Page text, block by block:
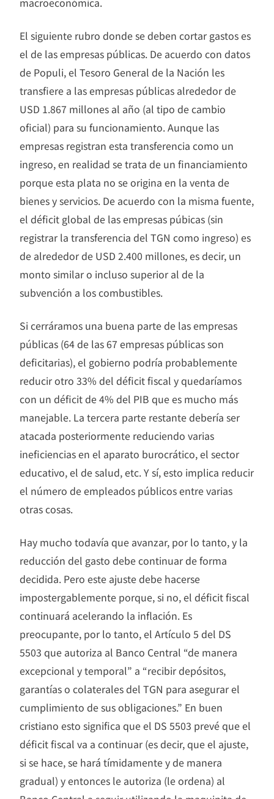
El siguiente rubro donde se deben cortar gastos es
el de las empresas públicas. De acuerdo con datos
de Populi, el Tesoro General de la Nación les
transfiere a las empresas públicas alrededor de
USD 1.867 millones al año (al tipo de cambio
oficial) para su funcionamiento. Aunque las
empresas registran esta transferencia como un
ingreso, en realidad se trata de un financiamiento
porque esta plata no se origina en la venta de
bienes y servicios. De acuerdo con la misma fuente,
el déficit global de las empresas púbicas (sin
registrar la transferencia del TGN como ingreso) es
de alrededor de USD 2.400 millones, es decir, un
monto similar o incluso superior al de la
subvención a los combustibles.
Si cerráramos una buena parte de las empresas
públicas (64 de las 67 empresas públicas son
deficitarias), el gobierno podría probablemente
reducir otro 33% del déficit fiscal y quedaríamos
con un déficit de 4% del PIB que es mucho más
manejable. La tercera parte restante debería ser
atacada posteriormente reduciendo varias
ineficiencias en el aparato burocrático, el sector
educativo, el de salud, etc. Y sí, esto implica reducir
el número de empleados públicos entre varias
otras cosas.
Hay mucho todavía que avanzar, por lo tanto, y la
reducción del gasto debe continuar de forma
decidida. Pero este ajuste debe hacerse
impostergablemente porque, si no, el déficit fiscal
continuará acelerando la inflación. Es
preocupante, por lo tanto, el Artículo 5 del DS
5503 que autoriza al Banco Central “de manera
excepcional y temporal” a “recibir depósitos,
garantías o colaterales del TGN para asegurar el
cumplimiento de sus obligaciones.” En buen
cristiano esto significa que el DS 5503 prevé que el
déficit fiscal va a continuar (es decir, que el ajuste,
si se hace, se hará tímidamente y de manera
gradual) y entonces le autoriza (le ordena) al